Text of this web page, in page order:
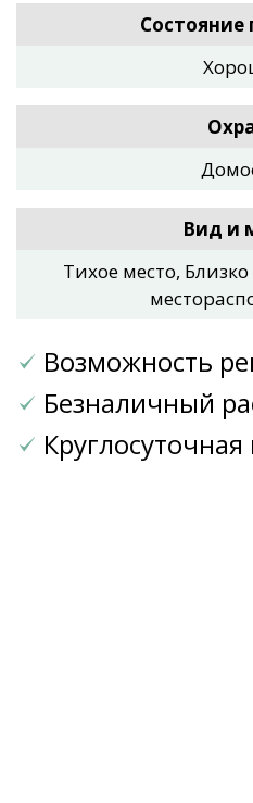
Состояние
Вид и
Тихое место,
Возможность
Безналичный